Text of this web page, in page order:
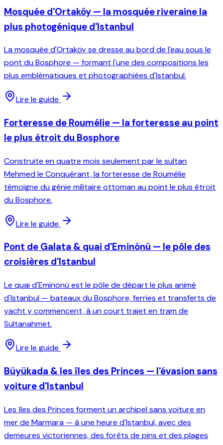
Mosquée d'Ortaköy — la mosquée riveraine la
plus photogénique d'Istanbul
La mosquée d'Ortaköy se dresse au bord de l'eau sous le
pont du Bosphore — formant l'une des compositions les
plus emblématiques et photographiées d'Istanbul.
Lire le guide
Forteresse de Roumélie — la forteresse au point
le plus étroit du Bosphore
Construite en quatre mois seulement par le sultan
Mehmed le Conquérant, la forteresse de Roumélie
témoigne du génie militaire ottoman au point le plus étroit
du Bosphore.
Lire le guide
Pont de Galata & quai d'Eminönü — le pôle des
croisières d'Istanbul
Le quai d'Eminönü est le pôle de départ le plus animé
d'Istanbul — bateaux du Bosphore, ferries et transferts de
yacht y commencent, à un court trajet en tram de
Sultanahmet.
Lire le guide
Büyükada & les îles des Princes — l'évasion sans
voiture d'Istanbul
Les îles des Princes forment un archipel sans voiture en
mer de Marmara — à une heure d'Istanbul, avec des
demeures victoriennes, des forêts de pins et des plages